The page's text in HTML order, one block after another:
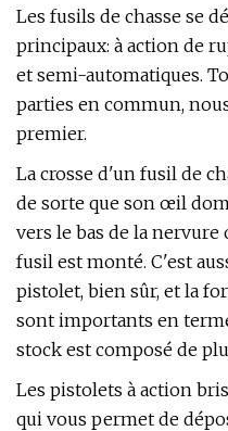
Les fusils de chasse se
principaux: à action de
et semi-automatiques.
parties en commun,
premier.
La crosse d'un fusil de
de sorte que son œil
vers le bas de la
fusil est monté. C'est
pistolet, bien sûr, et la
sont importants en
stock est composé de
Les pistolets à action
qui vous permet de